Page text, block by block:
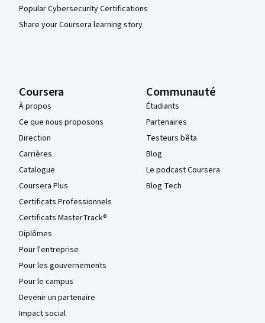
Popular Cybersecurity Certifications
Share your Coursera learning story
Coursera
À propos
Ce que nous proposons
Direction
Carrières
Catalogue
Coursera Plus
Certificats Professionnels
Certificats MasterTrack®
Diplômes
Pour l'entreprise
Pour les gouvernements
Pour le campus
Devenir un partenaire
Impact social
Communauté
Étudiants
Partenaires
Testeurs bêta
Blog
Le podcast Coursera
Blog Tech